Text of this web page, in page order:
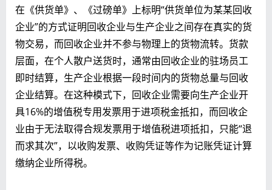
在《供货单》、《过磅单》上标明“供货单位为某某回收
企业”的方式证明回收企业与生产企业之间存在真实的货
物交易，而回收企业并不参与物理上的货物流转。货款
层面，在个人散户送货时，通常由回收企业的驻场员工
即时结算，生产企业根据一段时间内的货物总量与回收
企业结算。在这种模式下，回收企业需要向生产企业开
具16%的增值税专用发票用于进项税金抵扣，而回收企
业由于无法取得合规发票用于增值税进项抵扣，只能“退
而求其次”，以收购发票、收购凭证等作为记账凭证计算
缴纳企业所得税。